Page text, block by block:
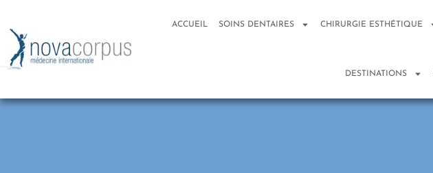
ACCUEIL SOINS DENTAIRES CHIRURGIE ESTHÉTIQUE
DESTINATIONS